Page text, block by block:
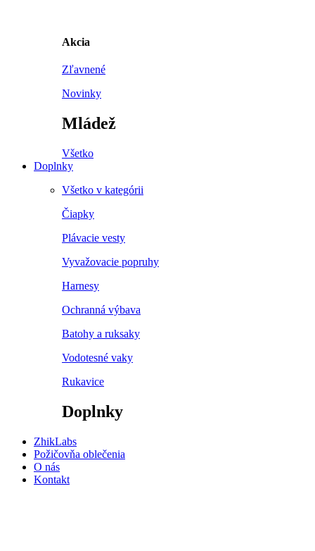
Akcia
Zľavnené
Novinky
Mládež
Všetko
Doplnky
Všetko v kategórii
Čiapky
Plávacie vesty
Vyvažovacie popruhy
Harnesy
Ochranná výbava
Batohy a ruksaky
Vodotesné vaky
Rukavice
Doplnky
ZhikLabs
Požičovňa oblečenia
O nás
Kontakt